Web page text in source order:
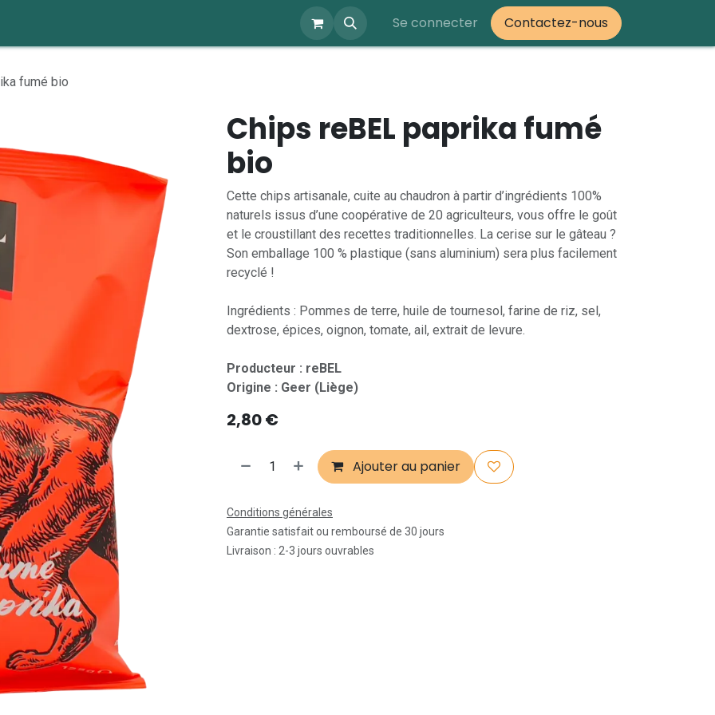
Se connecter Contactez-nous
fumé bio
Chips reBEL paprika fumé
bio
Cette chips artisanale, cuite au chaudron à partir d’ingrédients 100%
naturels issus d’une coopérative de 20 agriculteurs, vous offre le goût
et le croustillant des recettes traditionnelles. La cerise sur le gâteau ?
Son emballage 100 % plastique (sans aluminium) sera plus facilement
recyclé !
Ingrédients : Pommes de terre, huile de tournesol, farine de riz, sel,
dextrose, épices, oignon, tomate, ail, extrait de levure.
Producteur : reBEL
Origine : Geer (Liège)
2,80€
Ajouter au panier
Conditions générales
Garantie satisfait ou remboursé de 30 jours
Livraison : 2-3 jours ouvrables